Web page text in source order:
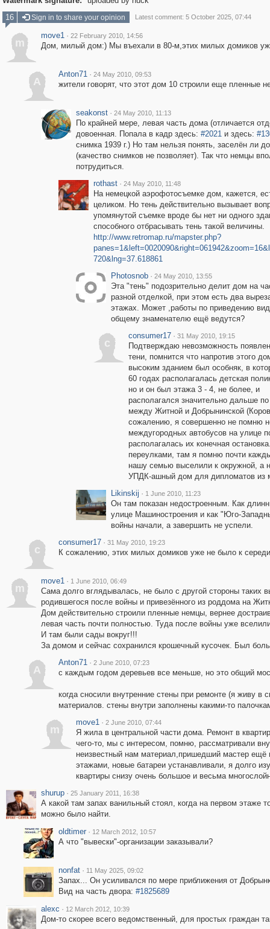
16
Sign in to share your opinion Latest comment: 5 October 2025, 07:44
m
move1 · 22 February 2010, 14:56
Дом, милый дом:) Мы въехали в 80-м,этих милых домиков
A
Anton71 · 24 May 2010, 09:53
жители говорят, что этот дом 10 строили еще пленные
seakonst · 24 May 2010, 11:13
По крайней мере, левая часть дома (отличается
довоенная. Попала в кадр здесь: #2021и здесь:
снимка 1939 г.) Но там нельзя понять, заселён ли
(качество снимков не позволяет). Так что немцы
потрудиться.
rothast · 24 May 2010, 11:48
На немецкой аэрофотосъемке дом, кажется,
целиком. Но тень действительно вызывает
упомянутой съемке вроде бы нет ни одного
способного отбрасывать тень такой величины.
http://www.retromap.ru/mapster.php?
720&lng=37.618861
Photosnob · 24 May 2010, 13:55
Эта "тень" подозрительно делит дом на
разной отделкой, при этом есть два
этажах. Может ,работы по приведению
общему знаменателю ещё ведутся?
c
consumer17 · 31 May 2010, 19:15
Подтверждаю невозможность
тени, помнится что напротив этого
высоким зданием был особняк, в
60 годах располагалась детская
но и он был этажа 3 - 4, не более, и
располагался значительно дальше
между Житной и Добрынинской
сожалению, я совершенно не помню
междугородных автобусов на улице
располагалась их конечная
переулками, там я помню почти
нашу семью выселили к окружной, а
УПДК-ашный дом для дипломатов из
Likinskij · 1 June 2010, 11:23
Он там показан недостроенным. Как
улице Машиностроения и как "Юго-
войны начали, а завершить не успели.
c
consumer17 · 31 May 2010, 19:23
К сожалению, этих милых домиков уже не было к
m
move1 · 1 June 2010, 06:49
Сама долго вглядывалась, не было с другой стороны таких
родившегося после войны и привезённого из роддома на
Дом действительно строили пленные немцы, вернее
левая часть почти полностью. Туда после войны уже
И там были сады вокруг!!!
За домом и сейчас сохранился крошечный кусочек. Был
A
Anton71 · 2 June 2010, 07:23
с каждым годом деревьев все меньше, но это общий
когда сносили внутренние стены при ремонте (я живу в
материалов. стены внутри заполнены какими-то
m
move1 · 2 June 2010, 07:44
Я жила в центральной части дома. Ремонт в
чего-то, мы с интересом, помню, рассматривали
неизвестный нам материал,пришедший мастер
этажами, новые батареи устанавливали, я долго
квартиры снизу очень большое и весьма
shurup · 25 January 2011, 16:38
А какой там запах ванильный стоял, когда на первом этаже
можно было найти.
oldtimer · 12 March 2012, 10:57
А что "вывески"-организации заказывали?
nonfat · 11 May 2025, 09:02
Запах... Он усиливался по мере приближения от
Вид на часть двора: #1825689
alexc · 12 March 2012, 10:39
Дом-то скорее всего ведомственный, для простых граждан